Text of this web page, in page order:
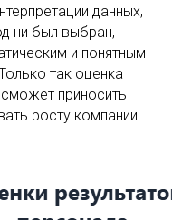
данных,
ни был выбран,
и понятным
так оценка
приносить
росту компании.